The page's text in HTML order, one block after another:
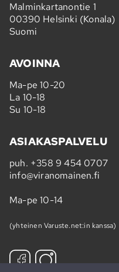
Malminkartanontie 1
00390 Helsinki (Konala)
Suomi
AVOINNA
Ma-pe 10-20
La 10-18
Su 10-18
ASIAKASPALVELU
puh. +358 9 454 0707
info@viranomainen.fi
Ma-pe 10-14
(yhteinen Varuste.net:in kanssa)